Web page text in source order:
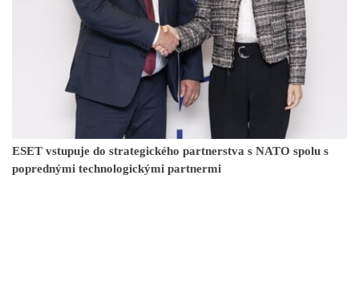
ESET vstupuje do strategického partnerstva s NATO spolu s
poprednými technologickými partnermi